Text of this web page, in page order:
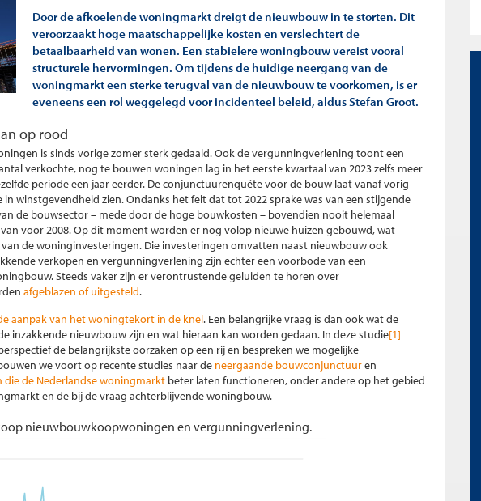
Door de afkoelende woningmarkt dreigt de nieuwbouw in te storten. Dit
veroorzaakt hoge maatschappelijke kosten en verslechtert de
betaalbaarheid van wonen. Een stabielere woningbouw vereist vooral
structurele hervormingen. Om tijdens de huidige neergang van de
woningmarkt een sterke terugval van de nieuwbouw te voorkomen, is er
eveneens een rol weggelegd voor incidenteel beleid, aldus Stefan Groot.
op rood
is sinds vorige zomer sterk gedaald. Ook de vergunningverlening toont een
verkochte, nog te bouwen woningen lag in het eerste kwartaal van 2023 zelfs meer
periode een jaar eerder. De conjunctuurenquête voor de bouw laat vanaf vorig
winstgevendheid zien. Ondanks het feit dat tot 2022 sprake was van een stijgende
de bouwsector – mede door de hoge bouwkosten – bovendien nooit helemaal
voor 2008. Op dit moment worden er nog volop nieuwe huizen gebouwd, wat
de woninginvesteringen. Die investeringen omvatten naast nieuwbouw ook
verkopen en vergunningverlening zijn echter een voorbode van een
Steeds vaker zijn er verontrustende geluiden te horen over
afgeblazen of uitgesteld.
aanpak van het woningtekort in de knel. Een belangrijke vraag is dan ook wat de
inzakkende nieuwbouw zijn en wat hieraan kan worden gedaan. In deze studie[1]
de belangrijkste oorzaken op een rij en bespreken we mogelijke
we voort op recente studies naar de neergaande bouwconjunctuuren
de Nederlandse woningmarkt beter laten functioneren, onder andere op het gebied
en de bij de vraag achterblijvende woningbouw.
nieuwbouwkoopwoningen en vergunningverlening.